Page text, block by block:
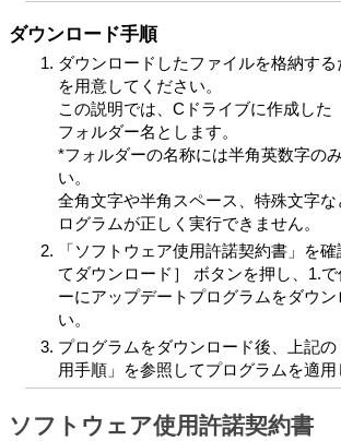
ダウンロード手順
ダウンロードしたファイルを格納す
を用意してください。
この説明では、Cドライブに作成した
フォルダー名とします。
*フォルダーの名称には半角英数字の
い。
全角文字や半角スペース、特殊文字
ログラムが正しく実行できません。
「ソフトウェア使用許諾契約書」を
てダウンロード］ ボタンを押し、1.
ーにアップデートプログラムをダウン
い。
プログラムをダウンロード後、上記
用手順」を参照してプログラムを適用
ソフトウェア使用許諾契約書